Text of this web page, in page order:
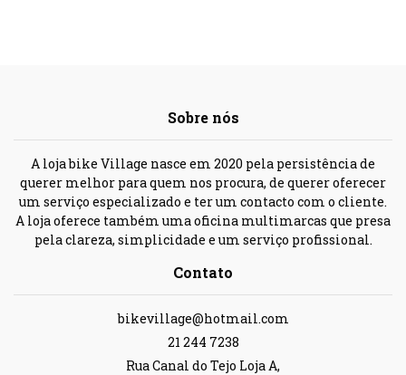
Sobre nós
A loja bike Village nasce em 2020 pela persistência de
querer melhor para quem nos procura, de querer oferecer
um serviço especializado e ter um contacto com o cliente.
A loja oferece também uma oficina multimarcas que presa
pela clareza, simplicidade e um serviço profissional.
Contato
bikevillage@hotmail.com
21 244 7238
Rua Canal do Tejo Loja A,